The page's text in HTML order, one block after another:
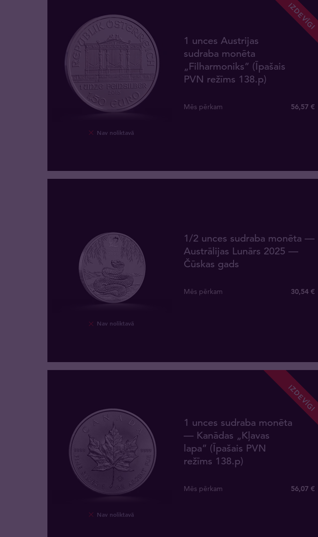
IZDEVĪGI
Nav noliktavā
1 unces Austrijas
sudraba monēta
„Filharmoniks” (Īpašais
PVN režīms 138.p)
Mēs pērkam 56,57 €
Nav noliktavā
1/2 unces sudraba monēta —
Austrālijas Lunārs 2025 —
Čūskas gads
Mēs pērkam 30,54 €
IZDEVĪGI
Nav noliktavā
1 unces sudraba monēta
— Kanādas „Kļavas
lapa” (Īpašais PVN
režīms 138.p)
Mēs pērkam 56,07 €